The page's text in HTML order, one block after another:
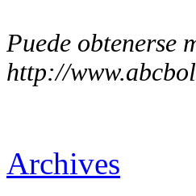
Puede obtenerse
http://
Archives